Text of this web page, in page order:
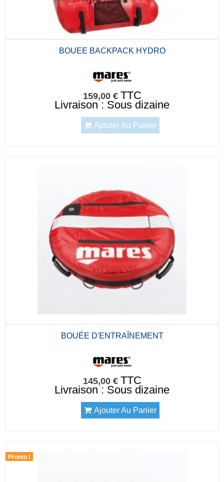
BOUEE BACKPACK HYDRO
159,00 € TTC
Livraison : Sous dizaine
Ajouter Au Panier
BOUÉE D'ENTRAÎNEMENT
145,00 € TTC
Livraison : Sous dizaine
Ajouter Au Panier
Promo !